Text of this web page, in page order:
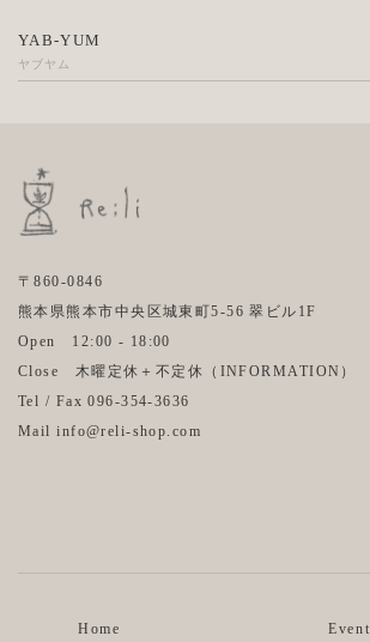
YAB-YUM
ヤブヤム
〒860-0846
熊本県熊本市中央区城東町5-56 翠ビル1F
Open 12:00 - 18:00
Close 木曜定休＋不定休（ INFORMATION ）
Tel / Fax 096-354-3636
Mail info@reli-shop.com
Home Event